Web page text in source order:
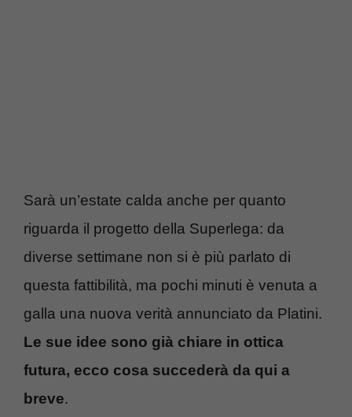
Sarà un’estate calda anche per quanto
riguarda il progetto della Superlega: da
diverse settimane non si è più parlato di
questa fattibilità, ma pochi minuti è venuta a
galla una nuova verità annunciato da Platini.
Le sue idee sono già chiare in ottica
futura, ecco cosa succederà da qui a
breve.